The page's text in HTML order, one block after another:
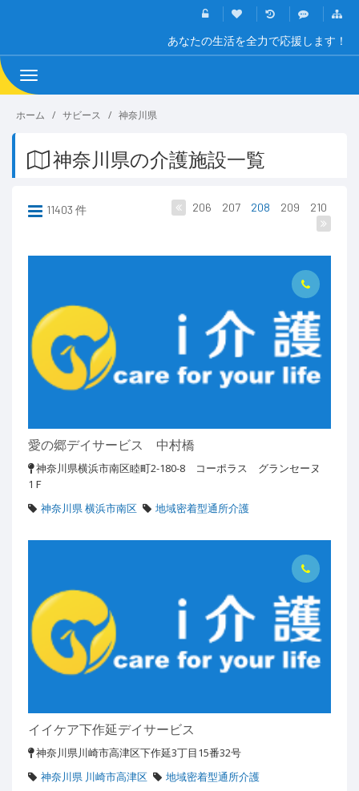
あなたの生活を全力で応援します！
Toggle
navigation
ホーム サビース 神奈川県
神奈川県の介護施設一覧
11403 件 206 207 208 209 210
愛の郷デイサービス 中村橋
神奈川県横浜市南区睦町2-180-8 コーポラス グランセーヌ
1Ｆ
神奈川県 横浜市南区
地域密着型通所介護
イイケア下作延デイサービス
神奈川県川崎市高津区下作延3丁目15番32号
神奈川県 川崎市高津区
地域密着型通所介護